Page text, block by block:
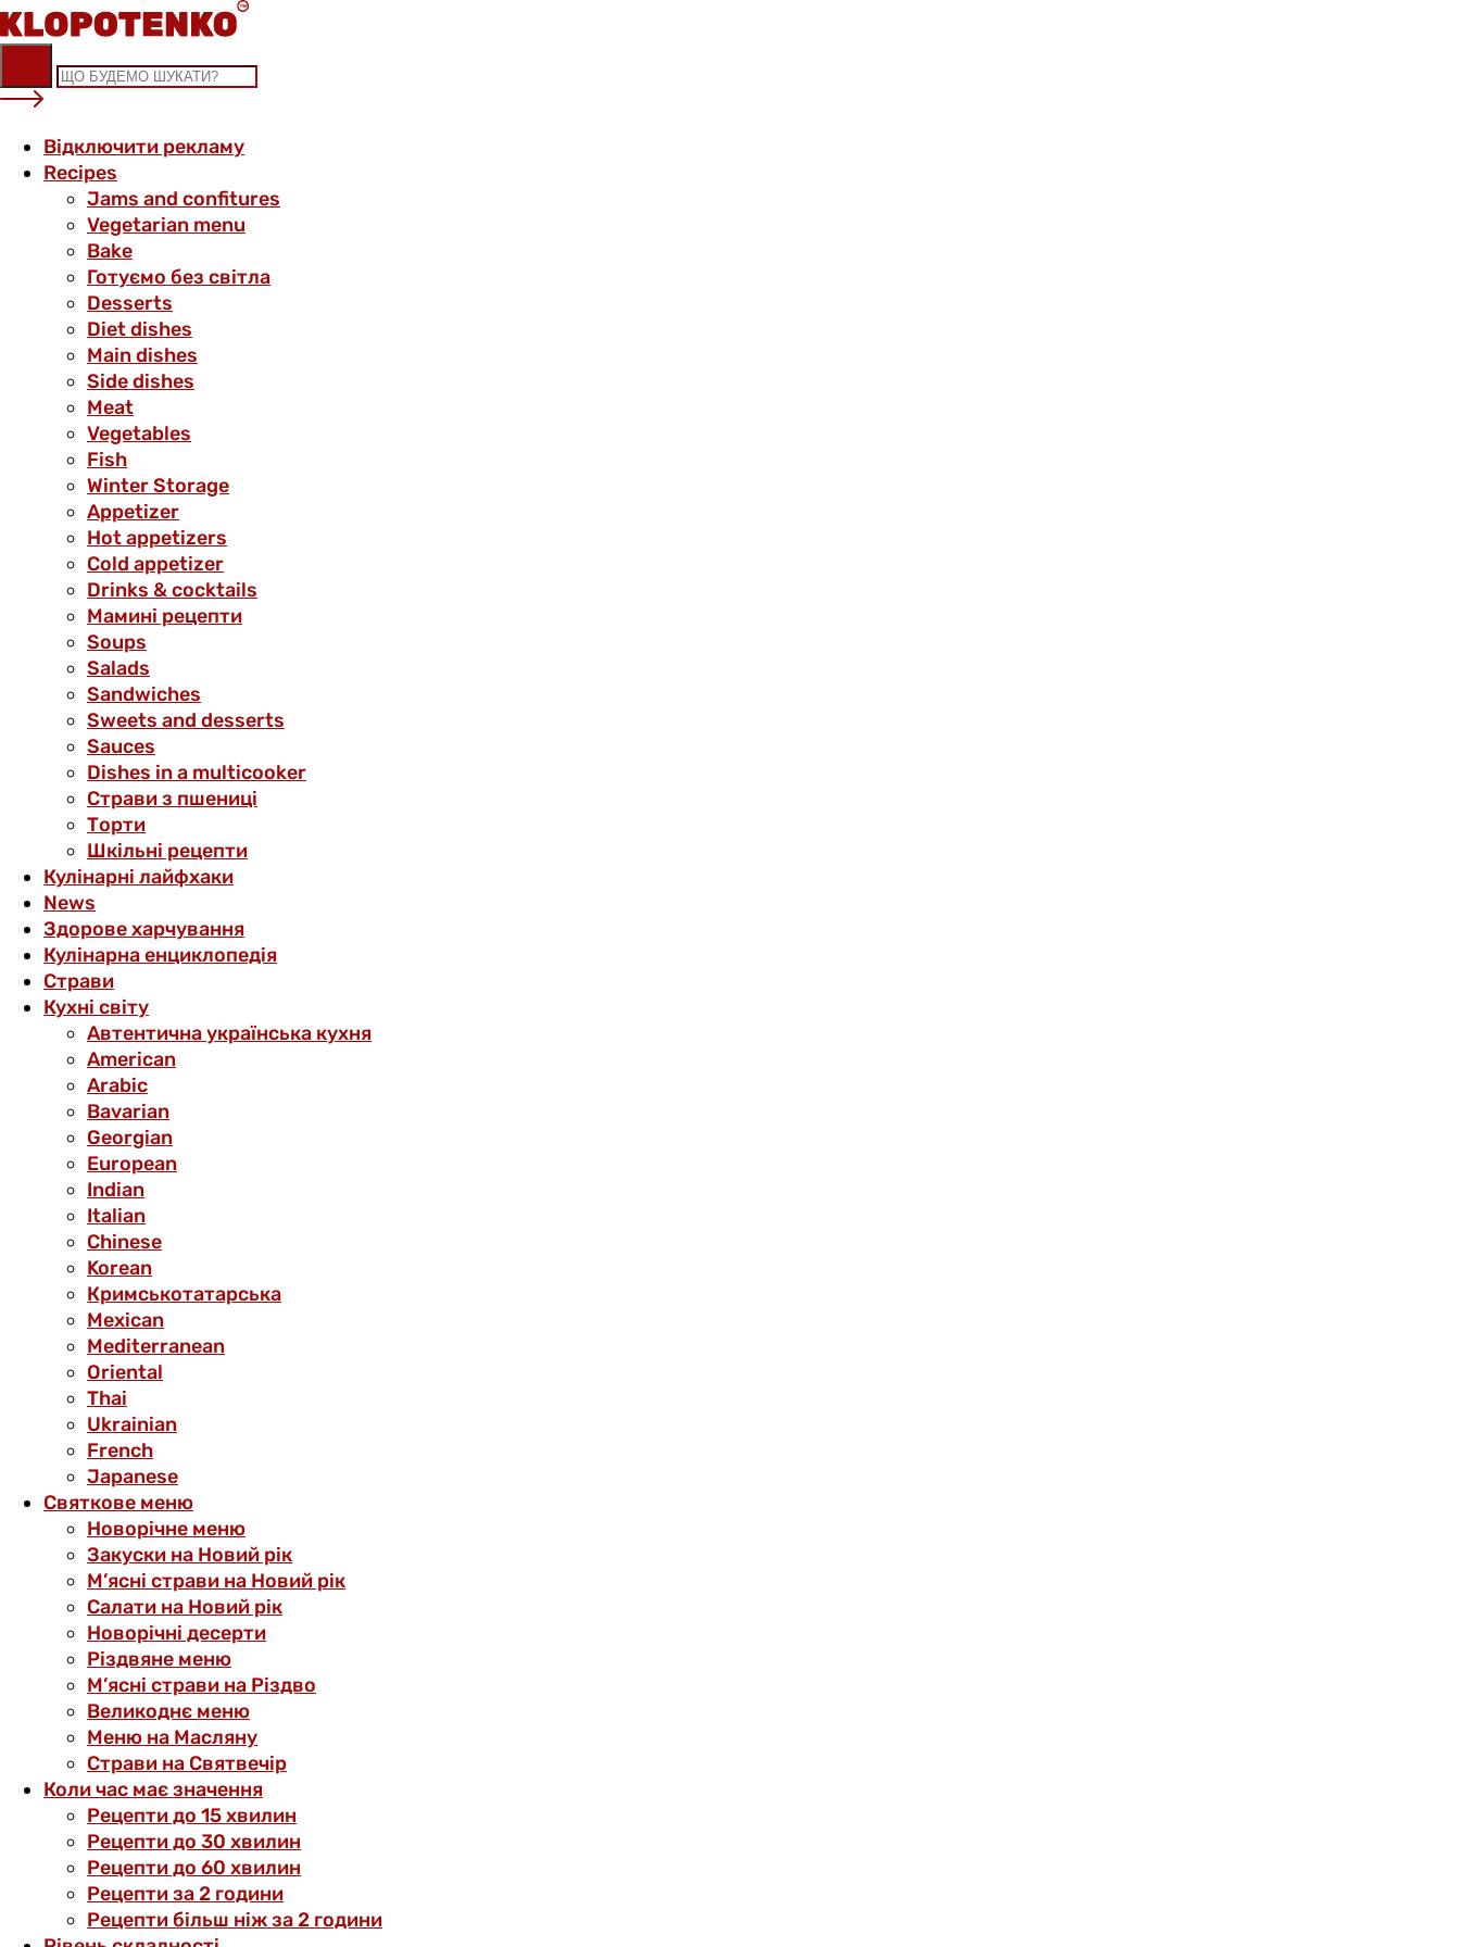
Skip
to
content
Відключити рекламу
Recipes
Jams and confitures
Vegetarian menu
Bake
Готуємо без світла
Desserts
Diet dishes
Main dishes
Side dishes
Meat
Vegetables
Fish
Winter Storage
Аppetizer
Hot appetizers
Cold appetizer
Drinks & cocktails
Мамині рецепти
Soups
Salads
Sandwiches
Sweets and desserts
Sauces
Dishes in a multicooker
Страви з пшениці
Торти
Шкільні рецепти
Кулінарні лайфхаки
News
Здорове харчування
Кулінарна енциклопедія
Страви
Кухні світу
Автентична українська кухня
American
Arabic
Bavarian
Georgian
European
Indian
Italian
Chinese
Korean
Кримськотатарська
Mexican
Mediterranean
Oriental
Thai
Ukrainian
French
Japanese
Святкове меню
Новорічне меню
Закуски на Новий рік
М’ясні страви на Новий рік
Салати на Новий рік
Новорічні десерти
Різдвяне меню
М’ясні страви на Різдво
Великоднє меню
Меню на Масляну
Страви на Святвечір
Коли час має значення
Рецепти до 15 хвилин
Рецепти до 30 хвилин
Рецепти до 60 хвилин
Рецепти за 2 години
Рецепти більш ніж за 2 години